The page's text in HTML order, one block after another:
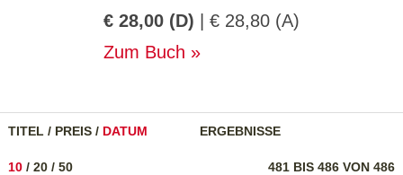
€ 28,00 (D) | € 28,80 (A)
Zum Buch
TITEL / PREIS / DATUM ERGEBNISSE
481 BIS 486 VON 486
10 / 20 / 50